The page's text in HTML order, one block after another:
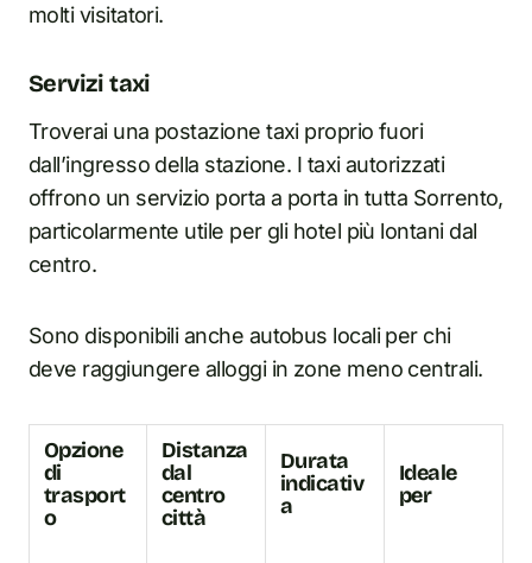
molti visitatori.
Servizi taxi
Troverai una postazione taxi proprio fuori
dall’ingresso della stazione. I taxi autorizzati
offrono un servizio porta a porta in tutta Sorrento,
particolarmente utile per gli hotel più lontani dal
centro.
Sono disponibili anche autobus locali per chi
deve raggiungere alloggi in zone meno centrali.
Opzione
di
trasport
o
Distanza
dal
centro
città
Durata
indicativ
a
Ideale
per